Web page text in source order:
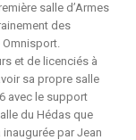
salle d’Armes
des
et de licenciés à
sa propre salle
avec le support
du Hédas que
par Jean